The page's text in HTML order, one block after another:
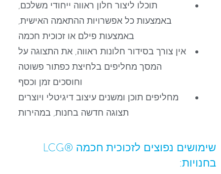
תוכלו ליצור חלון ראווה ייחודי משלכם,
באמצעות כל אפשרויות ההתאמה האישית,
באמצעות פילם או זכוכית חכמה
אין צורך בסידור חלונות ראווה, את התצוגה על
המסך מחליפים בלחיצת כפתור פשוטה
וחוסכים זמן וכסף
מחליפים תוכן ומשנים עיצוב דיגיטלי ויוצרים
תצוגה חדשה בחנות, במהירות
שימושים נפוצים לזכוכית חכמה ®LCG
בחנויות: